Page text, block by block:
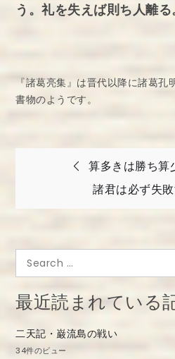
う。礼を失えば則ち人離る
『諸葛亮集』は晋代以降に諸葛
書物のようです。
ナ
ゲ
ー
シ
ョ
ン
算多きは勝ち算
諸君は必ず失
Search
for:
最近読まれている
二天記・巌流島の戦い
34件のビュー